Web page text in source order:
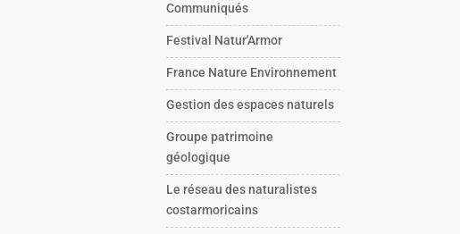
Communiqués
Festival Natur'Armor
France Nature Environnement
Gestion des espaces naturels
Groupe patrimoine
géologique
Le réseau des naturalistes
costarmoricains